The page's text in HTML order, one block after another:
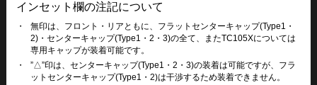
インセット欄の注記について
・
無印は、フロント・リアともに、フラットセンターキャップ(Type1・
2)・センターキャップ(Type1・2・3)の全て、またTC105Xについては
専用キャップが装着可能です。
・
”△”印は、センターキャップ(Type1・2・3)の装着は可能ですが、フラ
ットセンターキャップ(Type1・2)は干渉するため装着できません。